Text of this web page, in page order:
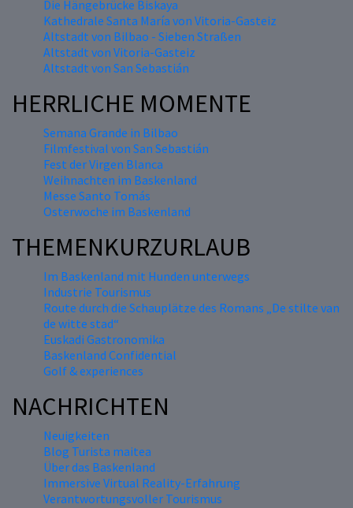
Die Hängebrücke Biskaya
Kathedrale Santa María von Vitoria-Gasteiz
Altstadt von Bilbao - Sieben Straßen
Altstadt von Vitoria-Gasteiz
Altstadt von San Sebastián
HERRLICHE MOMENTE
Semana Grande in Bilbao
Filmfestival von San Sebastián
Fest der Virgen Blanca
Weihnachten im Baskenland
Messe Santo Tomás
Osterwoche im Baskenland
THEMENKURZURLAUB
Im Baskenland mit Hunden unterwegs
Industrie Tourismus
Route durch die Schauplätze des Romans „De stilte van
de witte stad“
Euskadi Gastronomika
Baskenland Confidential
Golf & experiences
NACHRICHTEN
Neuigkeiten
Blog Turista maitea
Über das Baskenland
Immersive Virtual Reality-Erfahrung
Verantwortungsvoller Tourismus